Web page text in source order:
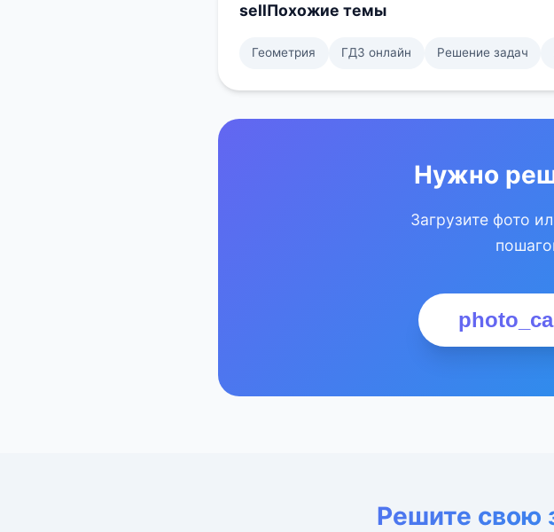
sellПохожие темы
Геометрия ГДЗ онлайн Решение задач
Нужно
Загрузите фото
Решите свою